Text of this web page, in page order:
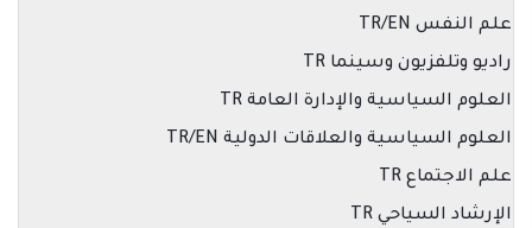
علم النفس TR/EN
راديو وتلفزيون وسينما TR
العلوم السياسية والإدارة العامة TR
العلوم السياسية والعلاقات الدولية TR/EN
علم الاجتماع TR
الإرشاد السياحي TR